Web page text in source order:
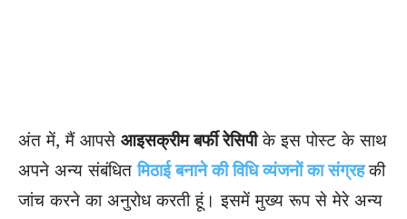
अंत में, मैं आपसे आइसक्रीम बर्फी रेसिपीके इस पोस्ट के साथ
अपने अन्य संबंधितमिठाई बनाने की विधि व्यंजनों का संग्रहकी
जांच करने का अनुरोध करती हूं। इसमें मुख्य रूप से मेरे अन्य